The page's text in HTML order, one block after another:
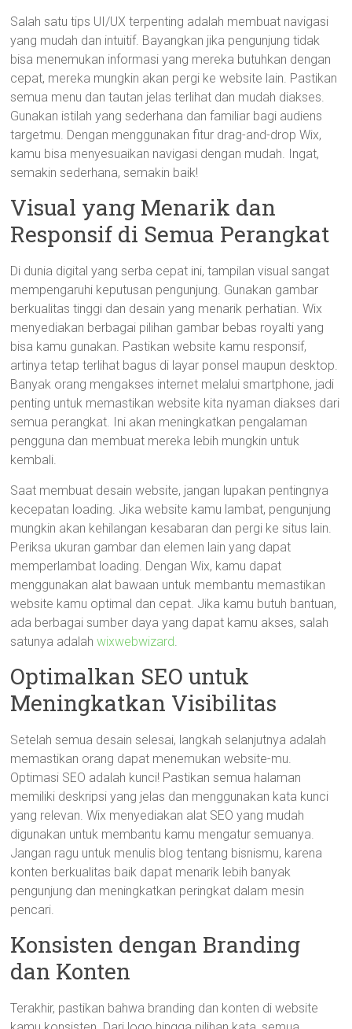
Salah satu tips UI/UX terpenting adalah membuat navigasi
yang mudah dan intuitif. Bayangkan jika pengunjung tidak
bisa menemukan informasi yang mereka butuhkan dengan
cepat, mereka mungkin akan pergi ke website lain. Pastikan
semua menu dan tautan jelas terlihat dan mudah diakses.
Gunakan istilah yang sederhana dan familiar bagi audiens
targetmu. Dengan menggunakan fitur drag-and-drop Wix,
kamu bisa menyesuaikan navigasi dengan mudah. Ingat,
semakin sederhana, semakin baik!
Visual yang Menarik dan
Responsif di Semua Perangkat
Di dunia digital yang serba cepat ini, tampilan visual sangat
mempengaruhi keputusan pengunjung. Gunakan gambar
berkualitas tinggi dan desain yang menarik perhatian. Wix
menyediakan berbagai pilihan gambar bebas royalti yang
bisa kamu gunakan. Pastikan website kamu responsif,
artinya tetap terlihat bagus di layar ponsel maupun desktop.
Banyak orang mengakses internet melalui smartphone, jadi
penting untuk memastikan website kita nyaman diakses dari
semua perangkat. Ini akan meningkatkan pengalaman
pengguna dan membuat mereka lebih mungkin untuk
kembali.
Saat membuat desain website, jangan lupakan pentingnya
kecepatan loading. Jika website kamu lambat, pengunjung
mungkin akan kehilangan kesabaran dan pergi ke situs lain.
Periksa ukuran gambar dan elemen lain yang dapat
memperlambat loading. Dengan Wix, kamu dapat
menggunakan alat bawaan untuk membantu memastikan
website kamu optimal dan cepat. Jika kamu butuh bantuan,
ada berbagai sumber daya yang dapat kamu akses, salah
satunya adalahwixwebwizard.
Optimalkan SEO untuk
Meningkatkan Visibilitas
Setelah semua desain selesai, langkah selanjutnya adalah
memastikan orang dapat menemukan website-mu.
Optimasi SEO adalah kunci! Pastikan semua halaman
memiliki deskripsi yang jelas dan menggunakan kata kunci
yang relevan. Wix menyediakan alat SEO yang mudah
digunakan untuk membantu kamu mengatur semuanya.
Jangan ragu untuk menulis blog tentang bisnismu, karena
konten berkualitas baik dapat menarik lebih banyak
pengunjung dan meningkatkan peringkat dalam mesin
pencari.
Konsisten dengan Branding
dan Konten
Terakhir, pastikan bahwa branding dan konten di website